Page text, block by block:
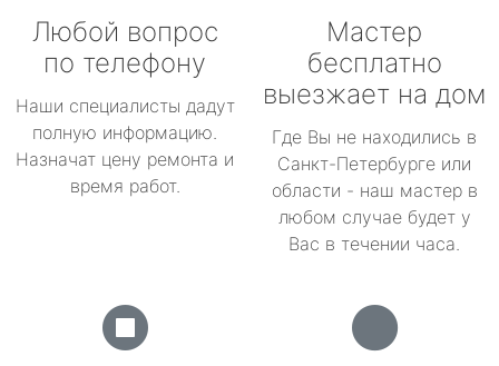
Любой вопрос
по телефону
Наши специалисты дадут
полную информацию.
Назначат цену ремонта и
время работ.
Мастер
бесплатно
выезжает на дом
Где Вы не находились в
Санкт-Петербурге или
области - наш мастер в
любом случае будет у
Вас в течении часа.